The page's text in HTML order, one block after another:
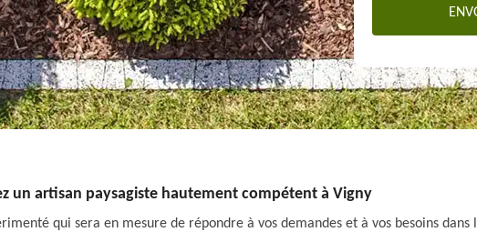
un artisan paysagiste hautement compétent à Vigny
qui sera en mesure de répondre à vos demandes et à vos besoins dans